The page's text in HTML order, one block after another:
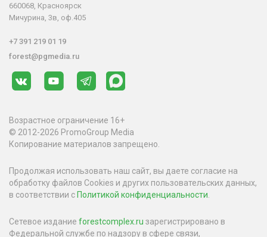
660068, Красноярск
Мичурина, 3в, оф.405
+7 391 219 01 19
forest@pgmedia.ru
Возрастное ограничение 16+
© 2012-2026 PromoGroup Media
Копирование материалов запрещено.
Продолжая использовать наш сайт, вы даете согласие на
обработку файлов Cookies и других пользовательских данных,
в соответствии с Политикой конфиденциальности
Сетевое издание forestcomplex.ru зарегистрировано в
Федеральной службе по надзору в сфере связи,